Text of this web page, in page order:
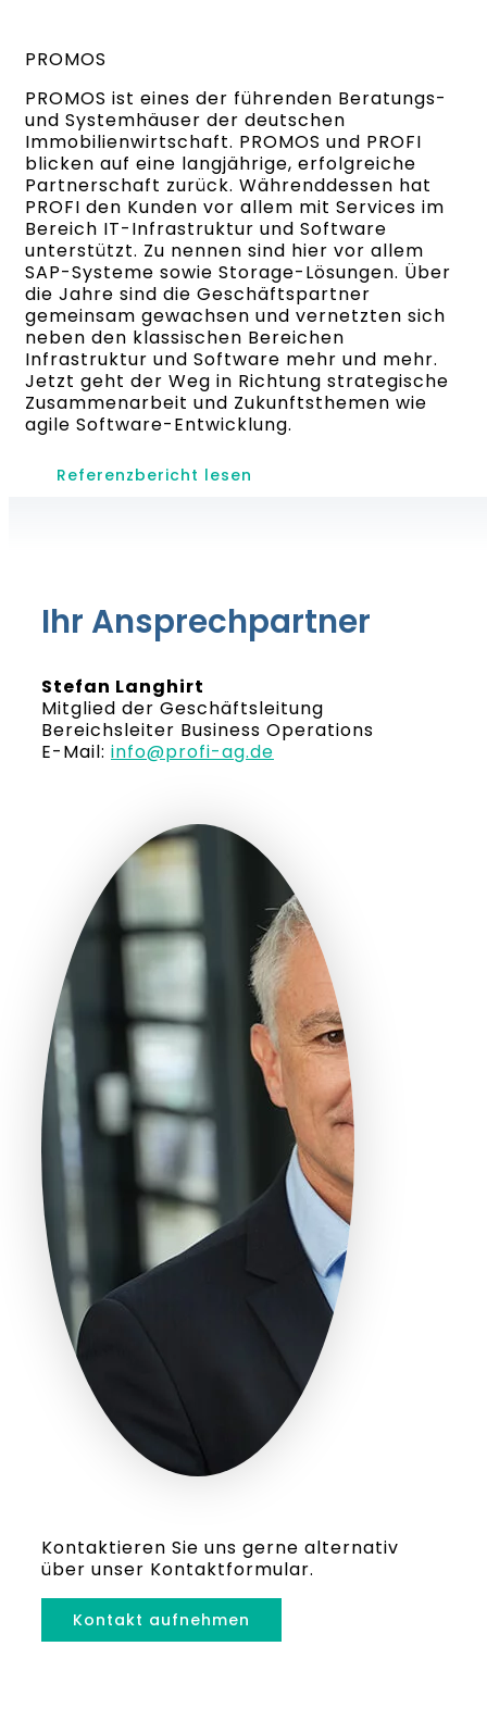
PROMOS
PROMOS ist eines der führenden Beratungs-
und Systemhäuser der deutschen
Immobilienwirtschaft. PROMOS und PROFI
blicken auf eine langjährige, erfolgreiche
Partnerschaft zurück. Währenddessen hat
PROFI den Kunden vor allem mit Services im
Bereich IT-Infrastruktur und Software
unterstützt. Zu nennen sind hier vor allem
SAP-Systeme sowie Storage-Lösungen. Über
die Jahre sind die Geschäftspartner
gemeinsam gewachsen und vernetzten sich
neben den klassischen Bereichen
Infrastruktur und Software mehr und mehr.
Jetzt geht der Weg in Richtung strategische
Zusammenarbeit und Zukunftsthemen wie
agile Software-Entwicklung.
Referenzbericht lesen
Ihr Ansprechpartner
Stefan Langhirt
Mitglied der Geschäftsleitung
Bereichsleiter Business Operations
E-Mail: info@profi-ag.de
Kontaktieren Sie uns gerne alternativ
über unser Kontaktformular.
Kontakt aufnehmen